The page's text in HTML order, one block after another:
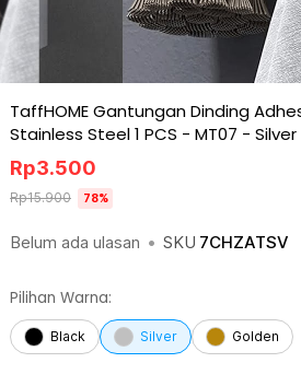
TaffHOME Gantungan Dinding
Stainless Steel 1 PCS - MT07 - Silver
Belum ada ulasan • SKU 7CHZATSV
Rp3.500
Rp15.900 78%
Pilihan Warna:
Black Silver Golden